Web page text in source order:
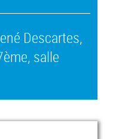
Descartes,
salle